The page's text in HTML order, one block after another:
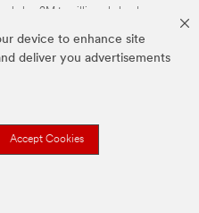
device to enhance site
deliver you advertisements
Accept Cookies
3M tescilli markalarıdır.